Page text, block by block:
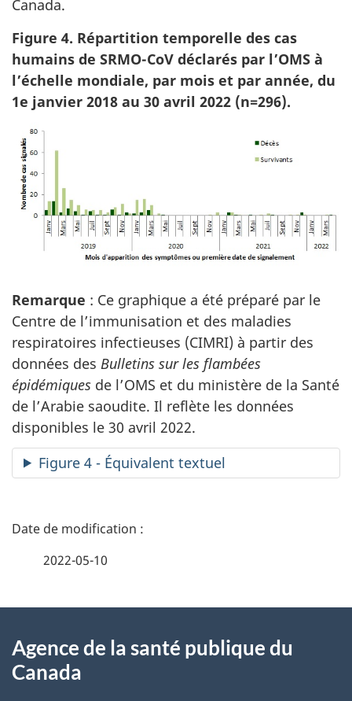
Canada.
Figure 4. Répartition temporelle des cas
humains de SRMO-CoV déclarés par l’OMS à
l’échelle mondiale, par mois et par année, du
1e janvier 2018 au 30 avril 2022 (n=296).
Remarque : Ce graphique a été préparé par le
Centre de l’immunisation et des maladies
respiratoires infectieuses (CIMRI) à partir des
données des Bulletins sur les flambées
épidémiques de l’OMS et du ministère de la Santé
de l’Arabie saoudite. Il reflète les données
disponibles le 30 avril 2022.
Figure 4 - Équivalent textuel
D
i
2022-05-10
propos
Agence de la santé publique du
Canada